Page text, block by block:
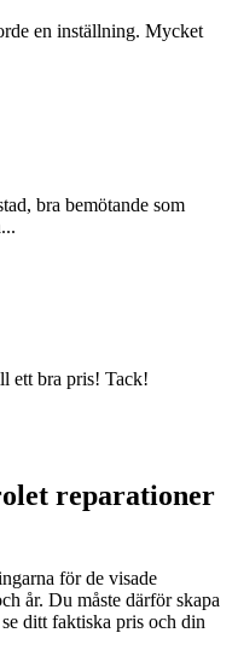
en inställning. Mycket
bra bemötande som
ett bra pris! Tack!
reparationer
för de visade
år. Du måste därför skapa
ditt faktiska pris och din